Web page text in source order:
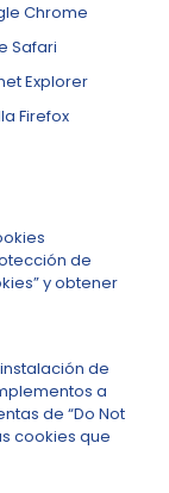
Chrome
Safari
Explorer
Firefox
de
y obtener
de
a
de “Do Not
cookies que